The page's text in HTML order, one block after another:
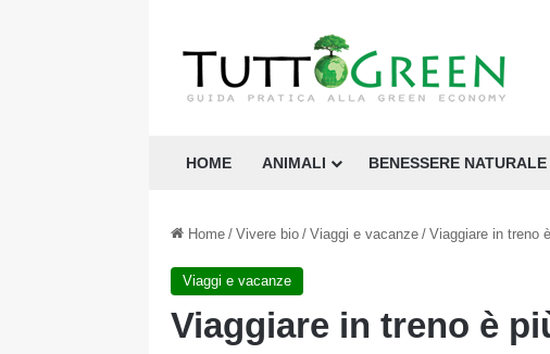
HOME ANIMALI BENESSERE NATURALE
Home / Vivere bio / Viaggi e vacanze / Viaggiare in treno
Viaggi e vacanze
Viaggiare in treno è